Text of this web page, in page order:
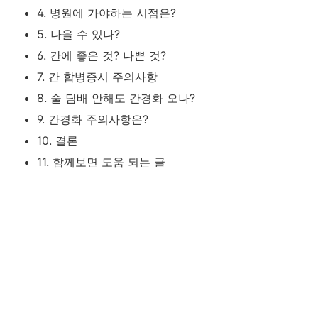
4. 병원에 가야하는 시점은?
5. 나을 수 있나?
6. 간에 좋은 것? 나쁜 것?
7. 간 합병증시 주의사항
8. 술 담배 안해도 간경화 오나?
9. 간경화 주의사항은?
10. 결론
11. 함께보면 도움 되는 글